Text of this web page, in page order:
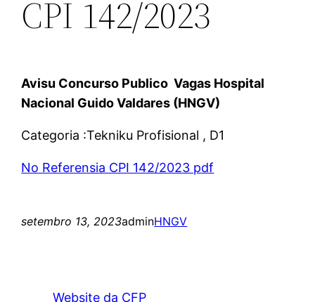
CPI 142/2023
Avisu Concurso Publico Vagas Hospital
Nacional Guido Valdares (HNGV)
Categoria :Tekniku Profisional , D1
No Referensia CPI 142/2023 pdf
setembro 13, 2023adminHNGV
Website da CFP